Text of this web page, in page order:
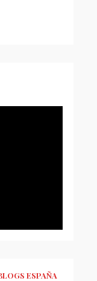
ESPAÑA